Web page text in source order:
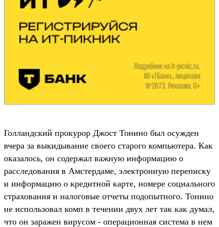
Голландский прокурор Джост Тонино был осужден
вчера за выкидывание своего старого компьютера. Как
оказалось, он содержал важную информацию о
расследования в Амстердаме, электронную переписку
и информацию о кредитной карте, номере социального
страхования и налоговые отчеты подопытного. Тонино
не использовал комп в течении двух лет так как думал,
что он заражен вирусом - операционная система в нем